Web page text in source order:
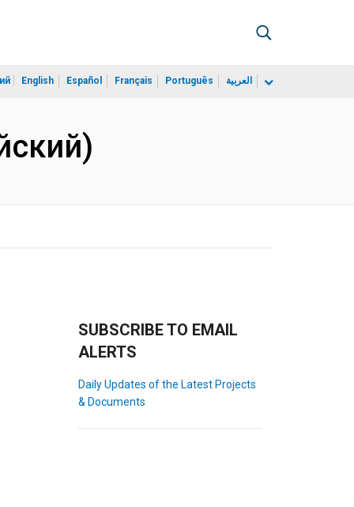
English Español Français Português العربية
SUBSCRIBE TO EMAIL
ALERTS
Daily Updates of the Latest Projects
& Documents